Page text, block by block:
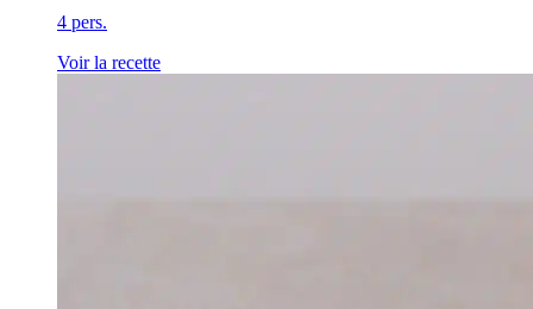
4 pers.
Voir la recette